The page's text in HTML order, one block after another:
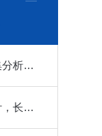
孢子捕捉系统：一体化采集分析，田间实时监测，及时预警
孢子捕捉设备：低噪音设计，长期稳定运行无g障